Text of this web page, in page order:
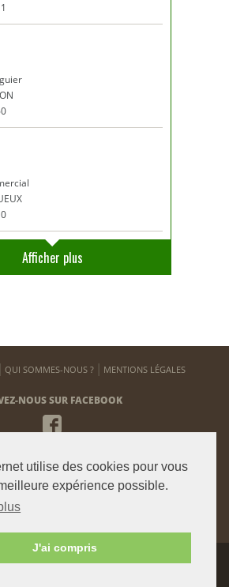
utilise des cookies pour vous
expérience possible.
J'ai compris
Afficher plus
QUI SOMMES-NOUS ? MENTIONS LÉGALES
NOUS SUR FACEBOOK
NEWSLETTER
tenir informé de notre actualité
graphique:Westango